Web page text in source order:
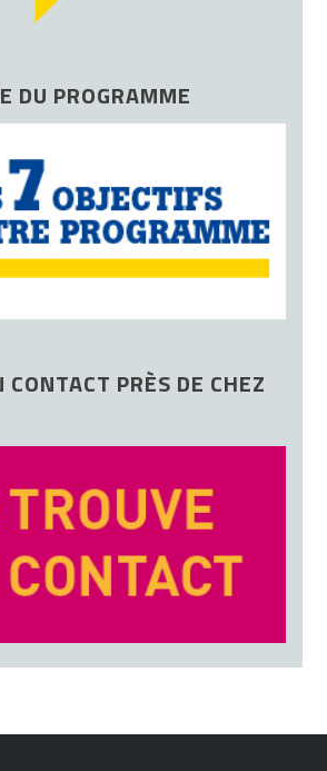
DU PROGRAMME
PRÈS DE CHEZ